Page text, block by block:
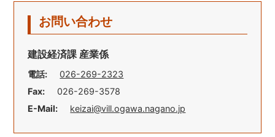
お問い合わせ
建設経済課 産業係
電話:
026-269-2323
Fax:
026-269-3578
E-Mail:
keizai@vill.ogawa.nagano.jp